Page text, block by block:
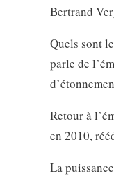
Bertrand
Quels sont
parle de
Retour à
en 2010,
La